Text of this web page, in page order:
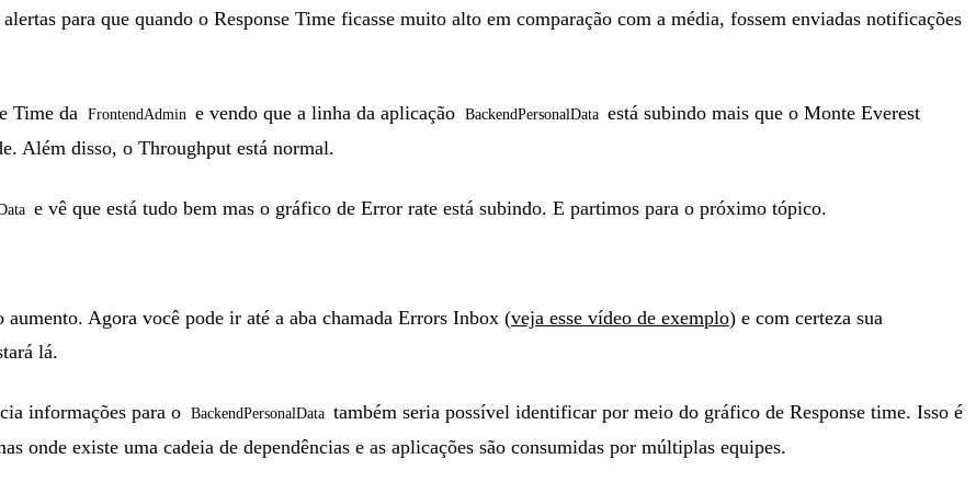
para que quando o Response Time ficasse muito alto em comparação com a média, fossem enviadas notificações
Time da FrontendAdmin e vendo que a linha da aplicação BackendPersonalData está subindo mais que o Monte Everest
Além disso, o Throughput está normal.
e vê que está tudo bem mas o gráfico de Error rate está subindo. E partimos para o próximo tópico.
Agora você pode ir até a aba chamada Errors Inbox (veja esse vídeo de exemplo) e com certeza sua
lá.
informações para o BackendPersonalData também seria possível identificar por meio do gráfico de Response time. Isso é
onde existe uma cadeia de dependências e as aplicações são consumidas por múltiplas equipes.